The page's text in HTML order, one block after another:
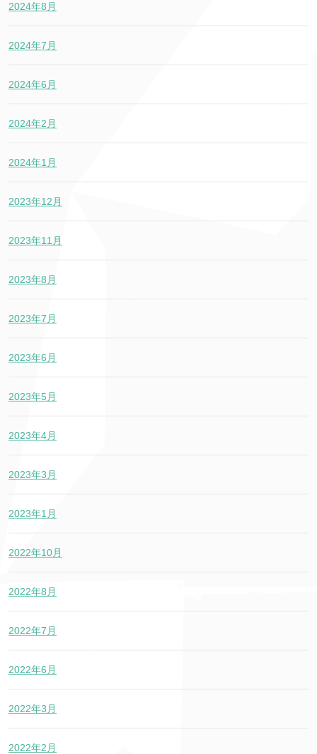
2024年8月
2024年7月
2024年6月
2024年2月
2024年1月
2023年12月
2023年11月
2023年8月
2023年7月
2023年6月
2023年5月
2023年4月
2023年3月
2023年1月
2022年10月
2022年8月
2022年7月
2022年6月
2022年3月
2022年2月